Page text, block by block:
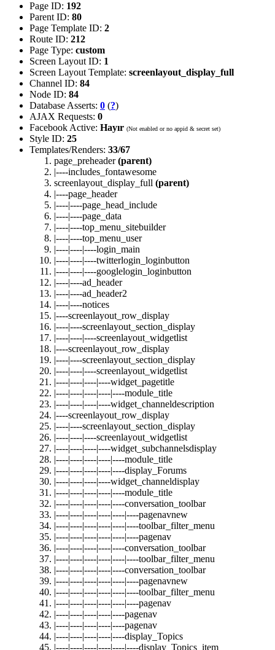
Page ID: 192
Parent ID: 80
Page Template ID: 2
Route ID: 212
Page Type: custom
Screen Layout ID: 1
Screen Layout Template: screenlayout_display_full
Channel ID: 84
Node ID: 84
Database Asserts: 0 (?)
AJAX Requests: 0
Facebook Active: Hayır (Not enabled or no appid & secret set)
Style ID: 25
Templates/Renders: 33/67
page_preheader(parent)
|----includes_fontawesome
screenlayout_display_full (parent)
|----page_header
|----|----page_head_include
|----|----page_data
|----|----top_menu_sitebuilder
|----|----top_menu_user
|----|----|----login_main
|----|----|----twitterlogin_loginbutton
|----|----|----googlelogin_loginbutton
|----|----ad_header
|----|----ad_header2
|----|----notices
|----screenlayout_row_display
|----|----screenlayout_section_display
|----|----|----screenlayout_widgetlist
|----screenlayout_row_display
|----|----screenlayout_section_display
|----|----|----screenlayout_widgetlist
|----|----|----|----widget_pagetitle
|----|----|----|----|----module_title
|----|----|----|----widget_channeldescription
|----screenlayout_row_display
|----|----screenlayout_section_display
|----|----|----screenlayout_widgetlist
|----|----|----|----widget_subchannelsdisplay
|----|----|----|----|----module_title
|----|----|----|----|----display_Forums
|----|----|----|----widget_channeldisplay
|----|----|----|----|----module_title
|----|----|----|----|----conversation_toolbar
|----|----|----|----|----|----pagenavnew
|----|----|----|----|----|----toolbar_filter_menu
|----|----|----|----|----|----pagenav
|----|----|----|----|----conversation_toolbar
|----|----|----|----|----|----toolbar_filter_menu
|----|----|----|----|----conversation_toolbar
|----|----|----|----|----|----pagenavnew
|----|----|----|----|----|----toolbar_filter_menu
|----|----|----|----|----|----pagenav
|----|----|----|----|----pagenav
|----|----|----|----|----pagenav
|----|----|----|----|----display_Topics
|----|----|----|----|----|----display_Topics_item